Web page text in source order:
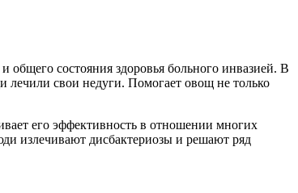
общего состояния здоровья больного инвазией. В
лечили свои недуги. Помогает овощ не только
его эффективность в отношении многих
излечивают дисбактериозы и решают ряд